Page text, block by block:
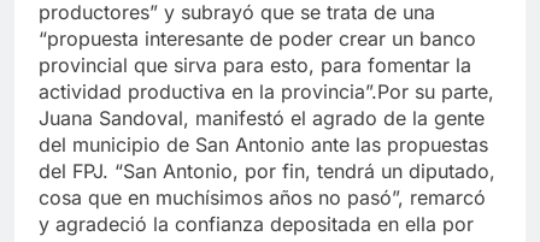
productores” y subrayó que se trata de una
“propuesta interesante de poder crear un banco
provincial que sirva para esto, para fomentar la
actividad productiva en la provincia”.Por su parte,
Juana Sandoval, manifestó el agrado de la gente
del municipio de San Antonio ante las propuestas
del FPJ. “San Antonio, por fin, tendrá un diputado,
cosa que en muchísimos años no pasó”, remarcó
y agradeció la confianza depositada en ella por